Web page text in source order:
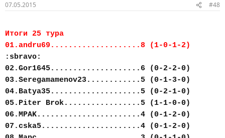
07.05.2015 #48
Итоги 25 тура
01.andru69....................8 (1-0-1-2)
:sbravo:
02.Gor1645....................6 (0-2-2-0)
03.Seregamamenov23............5 (0-1-3-0)
04.Batya35....................5 (0-2-1-0)
05.Piter Brok.................5 (1-1-0-0)
06.MPAK.......................4 (0-1-2-0)
07.cska5......................4 (0-1-2-0)